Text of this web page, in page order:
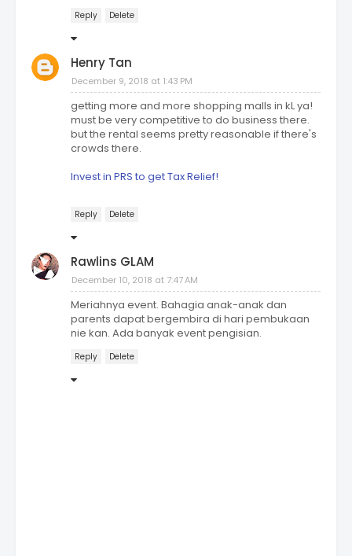
Reply Delete
Henry Tan
December 9, 2018 at 1:43 PM
getting more and more shopping malls in kL ya!
must be very competitive to do business there.
but the rental seems pretty reasonable if there's
crowds there.
Invest in PRS to get Tax Relief!
Reply Delete
Rawlins GLAM
December 10, 2018 at 7:47 AM
Meriahnya event. Bahagia anak-anak dan
parents dapat bergembira di hari pembukaan
nie kan. Ada banyak event pengisian.
Reply Delete